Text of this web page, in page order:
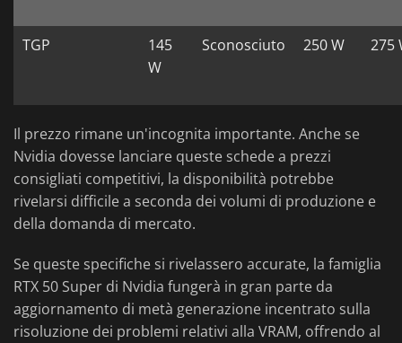
TGP
145
W
Sconosciuto 250 W 275
Il prezzo rimane un'incognita importante. Anche se
Nvidia dovesse lanciare queste schede a prezzi
consigliati competitivi, la disponibilità potrebbe
rivelarsi difficile a seconda dei volumi di produzione e
della domanda di mercato.
Se queste specifiche si rivelassero accurate, la famiglia
RTX 50 Super di Nvidia fungerà in gran parte da
aggiornamento di metà generazione incentrato sulla
risoluzione dei problemi relativi alla VRAM, offrendo al